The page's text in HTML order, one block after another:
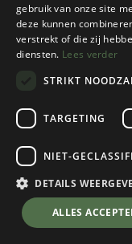
Nieuw!
Eska
MITTENCAP
2 color(s) available
€79,95
gebruik van onze site
deze kunnen
verstrekt of die zij
diensten. Lees verder
STRIKT
TARGETING
NIET-
DETAILS
ALLES